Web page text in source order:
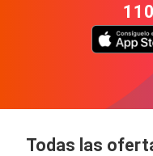
Todas las